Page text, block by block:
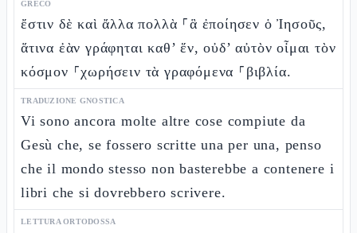
GRECO
ἔστιν δὲ καὶ ἄλλα πολλὰ ⸀ἃ ἐποίησεν ὁ Ἰησοῦς,
ἅτινα ἐὰν γράφηται καθ’ ἕν, οὐδ’ αὐτὸν οἶμαι τὸν
κόσμον ⸀χωρήσειν τὰ γραφόμενα ⸀βιβλία.
TRADUZIONE GNOSTICA
Vi sono ancora molte altre cose compiute da
Gesù che, se fossero scritte una per una, penso
che il mondo stesso non basterebbe a contenere i
libri che si dovrebbero scrivere.
LETTURA ORTODOSSA